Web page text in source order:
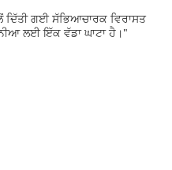
ਦਿੱਤੀ ਗਈ ਸੱਭਿਆਚਾਰਕ ਵਿਰਾਸਤ
ਲਈ ਇੱਕ ਵੱਡਾ ਘਾਟਾ ਹੈ।"